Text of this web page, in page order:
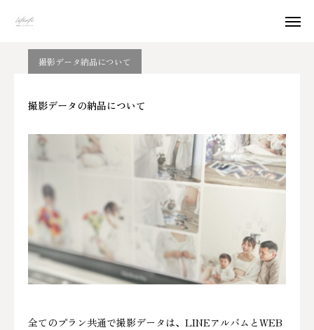
撮影データの納品について
撮影データ納品について
撮影データの納品について
全てのプラン共通で撮影データは、LINEアルバムとWEB
Instagram アクセス
撮影Plan
Contents
Gallery